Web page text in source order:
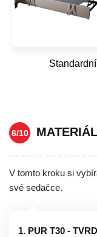
Standardní
6/10
V tomto kroku si
své sedačce.
1. PUR T30 -